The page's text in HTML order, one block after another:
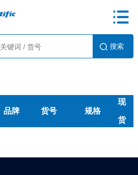
品牌 货号 规格
现
货